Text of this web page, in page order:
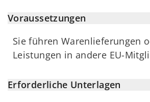
Voraussetzungen
Sie führen Warenlieferungen
Leistungen in andere EU-
Erforderliche Unterlagen